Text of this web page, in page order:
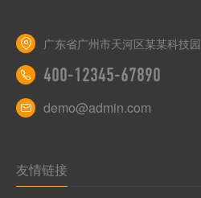
广东省广州市天河区某某科技园
400-12345-67890
demo@admin.com
友情链接